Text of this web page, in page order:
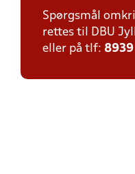
Spørgsmål
rettes til DBU
eller på tlf: